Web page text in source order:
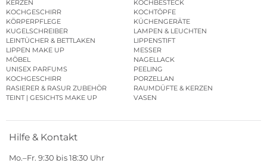
KERZEN
KOCHBESTECK
KOCHGESCHIRR
KOCHTÖPFE
KÖRPERPFLEGE
KÜCHENGERÄTE
KUGELSCHREIBER
LAMPEN & LEUCHTEN
LEINTÜCHER & BETTLAKEN
LIPPENSTIFT
LIPPEN MAKE UP
MESSER
MÖBEL
NAGELLACK
UNISEX PARFUMS
PEELING
KOCHGESCHIRR
PORZELLAN
RASIERER & RASUR ZUBEHÖR
RAUMDÜFTE & KERZEN
TEINT | GESICHTS MAKE UP
VASEN
Hilfe & Kontakt
Mo.–Fr. 9:30 bis 18:30 Uhr